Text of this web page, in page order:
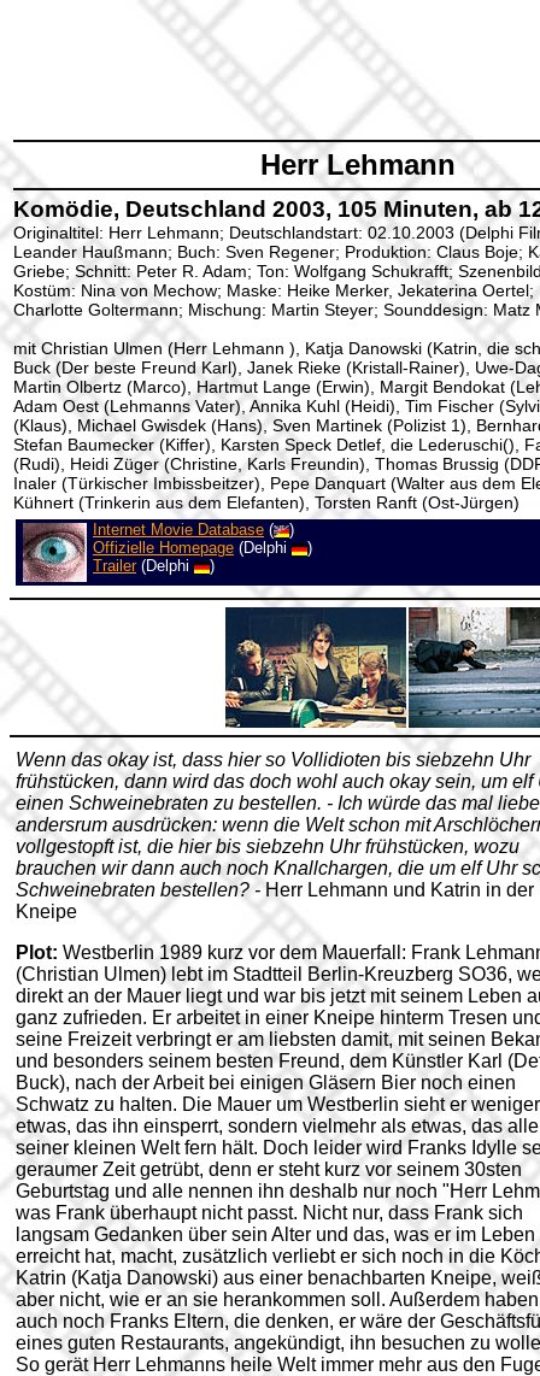
Herr Lehmann
Komödie, Deutschland 2003, 105 Minuten, ab
Originaltitel: Herr Lehmann; Deutschlandstart: 02.10.2003 (Delphi
Leander Haußmann; Buch: Sven Regener; Produktion: Claus Boje;
Griebe; Schnitt: Peter R. Adam; Ton: Wolfgang Schukrafft;
Kostüm: Nina von Mechow; Maske: Heike Merker, Jekaterina Oertel;
Charlotte Goltermann; Mischung: Martin Steyer; Sounddesign: Matz
mit Christian Ulmen (Herr Lehmann ), Katja Danowski (Katrin, die
Buck (Der beste Freund Karl), Janek Rieke (Kristall-Rainer), Uwe-
Martin Olbertz (Marco), Hartmut Lange (Erwin), Margit Bendokat
Adam Oest (Lehmanns Vater), Annika Kuhl (Heidi), Tim Fischer
(Klaus), Michael Gwisdek (Hans), Sven Martinek (Polizist 1),
Stefan Baumecker (Kiffer), Karsten Speck Detlef, die Lederuschi(),
(Rudi), Heidi Züger (Christine, Karls Freundin), Thomas Brussig
Inaler (Türkischer Imbissbeitzer), Pepe Danquart (Walter aus dem
Kühnert (Trinkerin aus dem Elefanten), Torsten Ranft (Ost-Jürgen)
Internet Movie Database (
)
Offizielle Homepage (Delphi
)
Trailer(Delphi )
Wenn das okay ist, dass hier so Vollidioten bis siebzehn Uhr
frühstücken, dann wird das doch wohl auch okay sein, um elf
einen Schweinebraten zu bestellen. - Ich würde das mal
andersrum ausdrücken: wenn die Welt schon mit
vollgestopft ist, die hier bis siebzehn Uhr frühstücken, wozu
brauchen wir dann auch noch Knallchargen, die um elf Uhr
Schweinebraten bestellen? - Herr Lehmann und Katrin in der
Kneipe
Plot: Westberlin 1989 kurz vor dem Mauerfall: Frank
(Christian Ulmen) lebt im Stadtteil Berlin-Kreuzberg SO36,
direkt an der Mauer liegt und war bis jetzt mit seinem Leben
ganz zufrieden. Er arbeitet in einer Kneipe hinterm Tresen
seine Freizeit verbringt er am liebsten damit, mit seinen
und besonders seinem besten Freund, dem Künstler Karl
Buck), nach der Arbeit bei einigen Gläsern Bier noch einen
Schwatz zu halten. Die Mauer um Westberlin sieht er
etwas, das ihn einsperrt, sondern vielmehr als etwas, das
seiner kleinen Welt fern hält. Doch leider wird Franks Idylle
geraumer Zeit getrübt, denn er steht kurz vor seinem 30sten
Geburtstag und alle nennen ihn deshalb nur noch "Herr
was Frank überhaupt nicht passt. Nicht nur, dass Frank sich
langsam Gedanken über sein Alter und das, was er im Leben
erreicht hat, macht, zusätzlich verliebt er sich noch in die
Katrin (Katja Danowski) aus einer benachbarten Kneipe,
aber nicht, wie er an sie herankommen soll. Außerdem haben
auch noch Franks Eltern, die denken, er wäre der
eines guten Restaurants, angekündigt, ihn besuchen zu
So gerät Herr Lehmanns heile Welt immer mehr aus den